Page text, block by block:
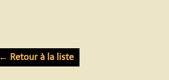
← Retour à la liste